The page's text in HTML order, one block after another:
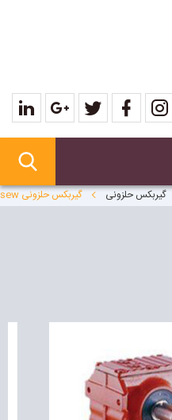
گیربکس حلزونی گيربكس حلزونى sew